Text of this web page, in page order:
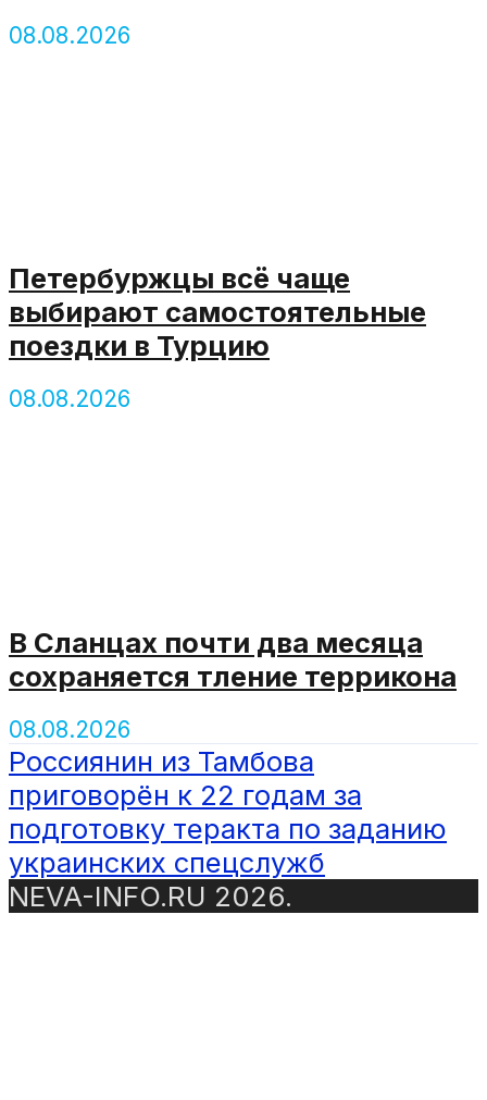
08.08.2026
Петербуржцы всё чаще
выбирают самостоятельные
поездки в Турцию
08.08.2026
В Сланцах почти два месяца
сохраняется тление террикона
08.08.2026
Россиянин из Тамбова
приговорён к 22 годам за
подготовку теракта по заданию
украинских спецслужб
NEVA-INFO.RU 2026.